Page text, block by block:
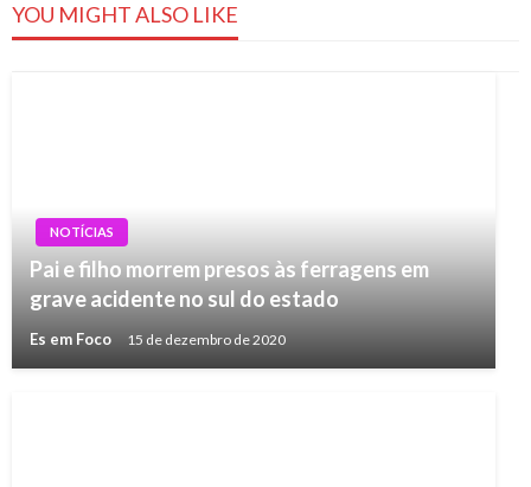
YOU MIGHT ALSO LIKE
NOTÍCIAS
Pai e filho morrem presos às ferragens em
grave acidente no sul do estado
Es em Foco 15 de dezembro de 2020